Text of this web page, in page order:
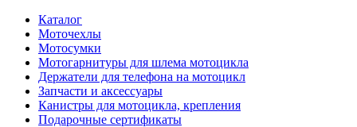
Каталог
Моточехлы
Мотосумки
Мотогарнитуры для шлема мотоцикла
Держатели для телефона на мотоцикл
Запчасти и аксессуары
Канистры для мотоцикла, крепления
Подарочные сертификаты